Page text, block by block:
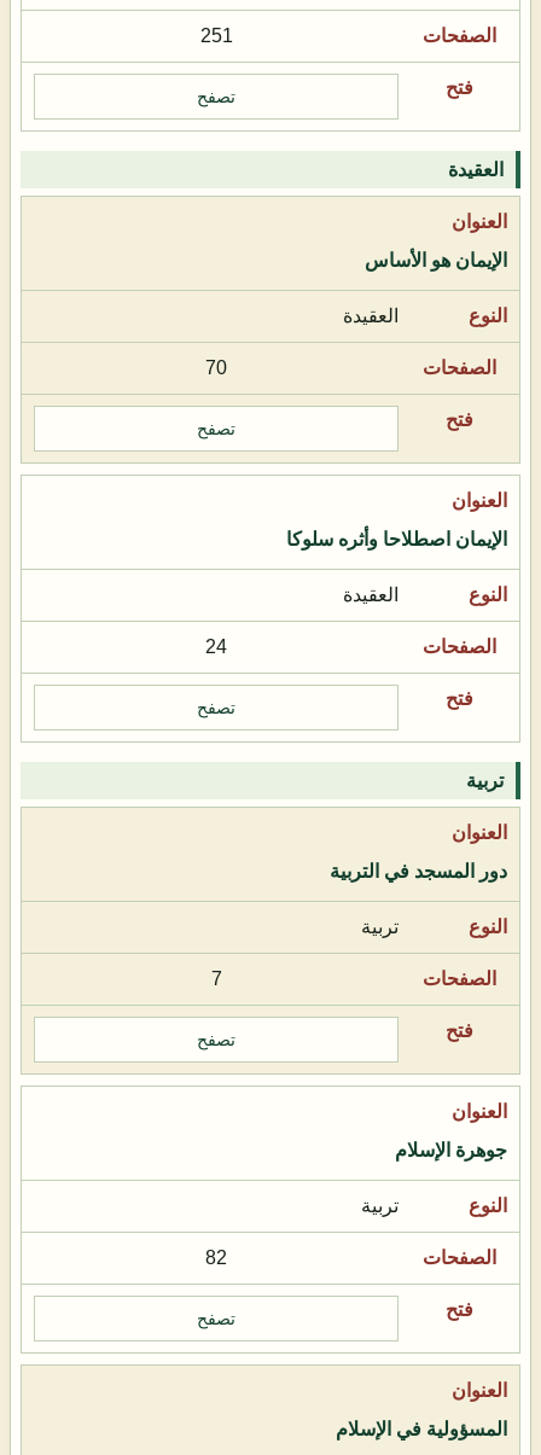
251
تصفح
العقيدة
الإيمان هو الأساس
العقيدة
70
تصفح
الإيمان اصطلاحا وأثره سلوكا
العقيدة
24
تصفح
تربية
دور المسجد في التربية
تربية
7
تصفح
جوهرة الإسلام
تربية
82
تصفح
المسؤولية في الإسلام